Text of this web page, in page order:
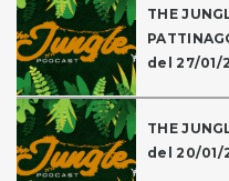
THE
del 27/01/
THE
del 20/01/